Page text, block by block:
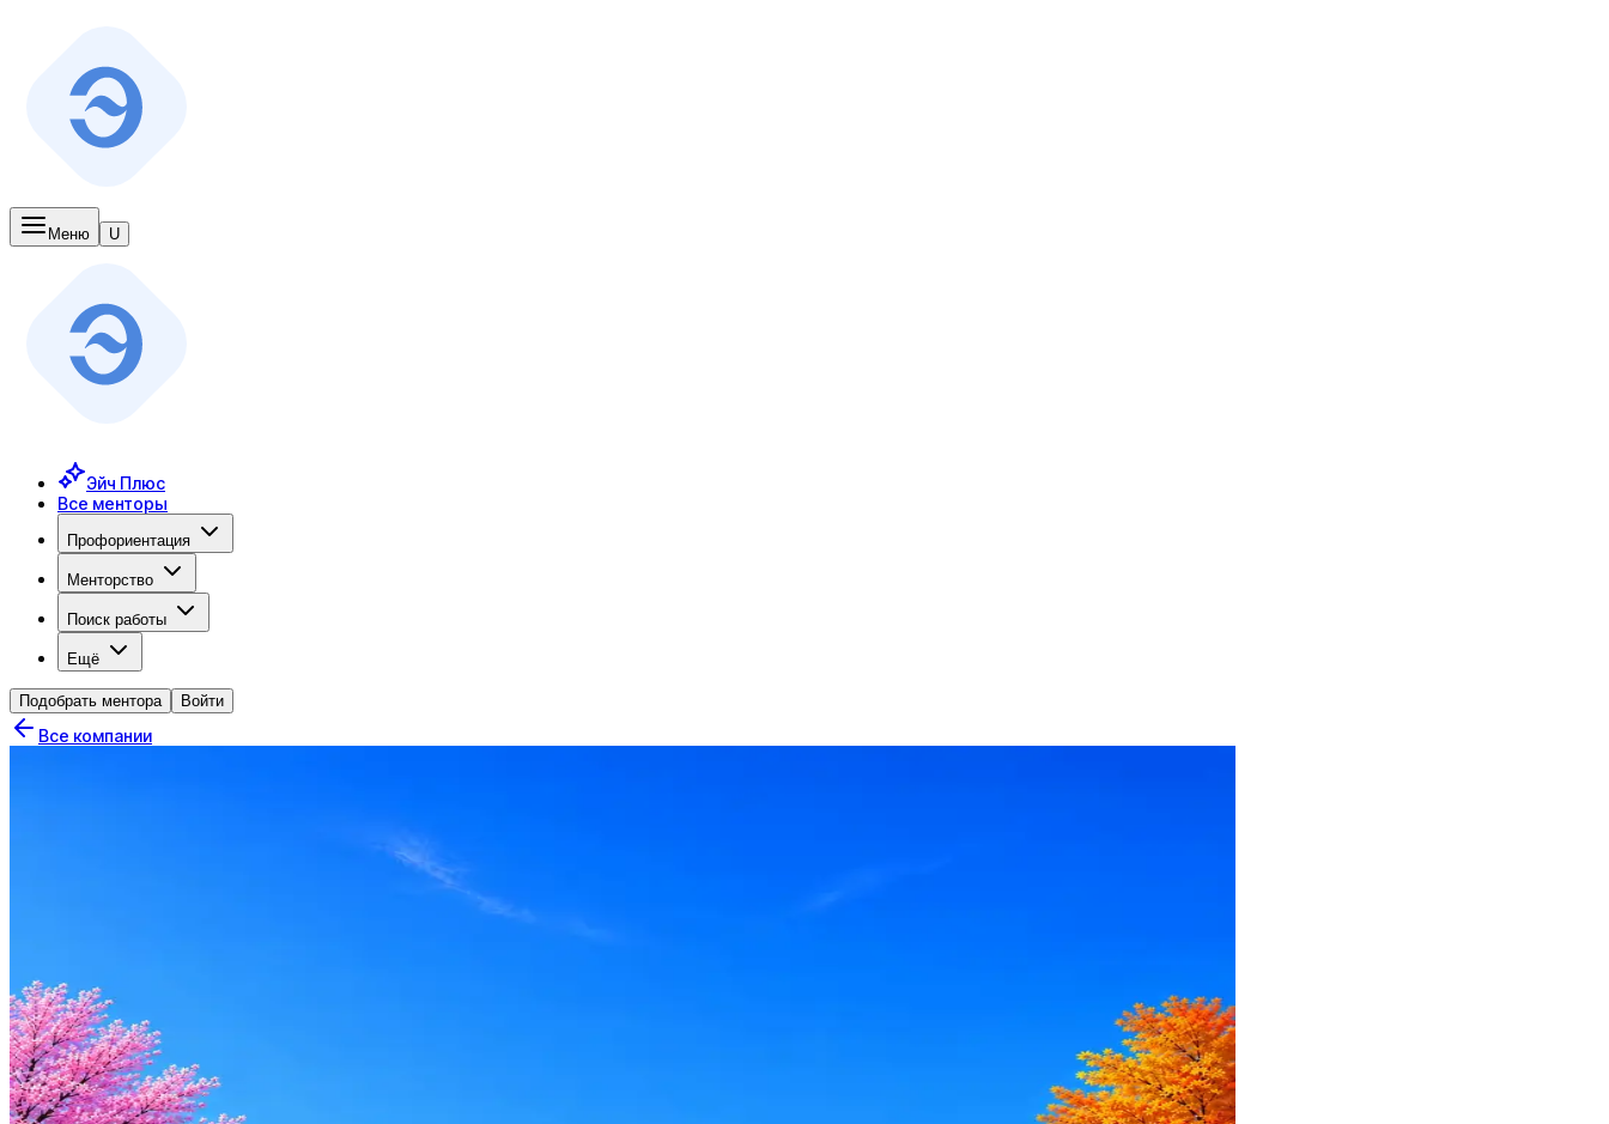
Меню U
Эйч Плюс
Все менторы
Профориентация
Менторство
Поиск работы
Ещё
Подобрать ментора Войти
Все компании
Стратегия поиска с AI: рынки, позиции, вилка, каналы
Ежедневный подбор из 600+ источников
AI-адаптация отклика под вакансию